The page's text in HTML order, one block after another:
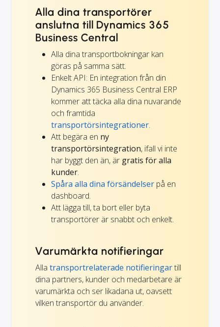
Alla dina transportörer
anslutna till Dynamics 365
Business Central
Alla dina transportbokningar kan
göras på samma sätt.
Enkelt API: En integration från din
Dynamics 365 Business Central ERP
kommer att täcka alla dina nuvarande
och framtida
transportörsintegrationer.
Att begära en ny
transportörsintegration, ifall vi inte
har byggt den än, är gratis för alla
kunder.
Spåra alla dina försändelser på en
dashboard.
Att lägga till, ta bort eller byta
transportörer är snabbt och enkelt.
Varumärkta notifieringar
Alla transportrelaterade notifieringartill
dina partners, kunder och medarbetare är
varumärkta och ser likadana ut, oavsett
vilken transportör du använder.